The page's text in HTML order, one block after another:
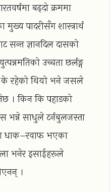
बढ्दो क्रममा
मुख्य पादरीसँग शास्त्रार्थ
सन्त ज्ञानदिल दासको
उच्चता छर्लङ्ग
के रहेको थियो भने जसले
। किन कि पहाडको
भन्ने साधुले टर्नबुलजस्ता
धाक–रवाफ भएका
भनेर इसाईहरूले
।